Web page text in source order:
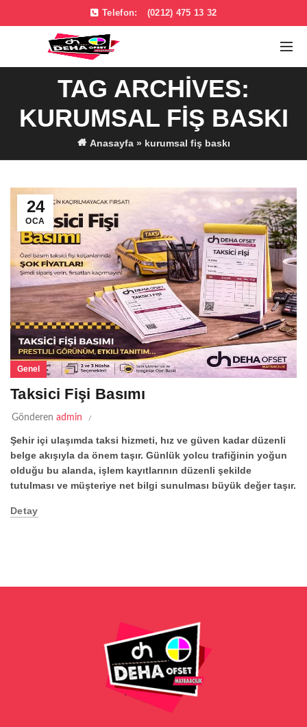
Telefon: (0212) 475 13 32
TAG ARCHIVES:
KURUMSAL FIŞ BASKI
Anasayfa» kurumsal fiş baskı
24
OCA
Genel
Taksici Fişi Basımı
Gönderen admin
Şehir içi ulaşımda taksi hizmeti, hız ve güven kadar düzenli
belge akışıyla da önem taşır. Günlük yolcu trafiğinin yoğun
olduğu bu alanda, işlem kayıtlarının düzenli şekilde
tutulması ve müşteriye net bilgi sunulması büyük değer taşır.
Detay